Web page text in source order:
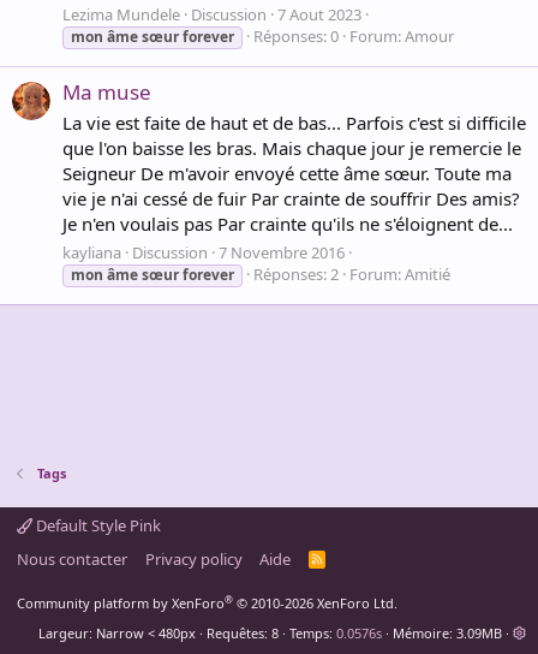
Lezima Mundele Discussion 7 Aout 2023
mon âmesœurforever Réponses: 0 Forum:Amour
Ma muse
La vie est faite de haut et de bas... Parfois c'est si difficile
que l'on baisse les bras. Mais chaque jour je remercie le
Seigneur De m'avoir envoyé cette âme sœur. Toute ma
vie je n'ai cessé de fuir Par crainte de souffrir Des amis?
Je n'en voulais pas Par crainte qu'ils ne s'éloignent de...
kayliana Discussion 7 Novembre 2016
mon âmesœurforever Réponses: 2 Forum:Amitié
Tags
Default Style Pink
Nous contacter
Privacy policy Aide
R
Community platform by XenForo® © 2010-2026 XenForo Ltd.
Largeur
Requêtes 8 Temps 0.0576s Mémoire 3.09MB